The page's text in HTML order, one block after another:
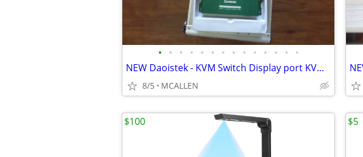
• • • • • • • • • • • • • •
NEW Daoistek - KVM Switch Display port KVM Switch 2 Monitors 2 Compute
8/5 MCALLEN
$100 $5